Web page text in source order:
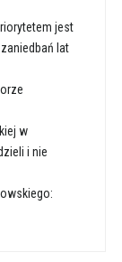
jest
lat
w
i nie